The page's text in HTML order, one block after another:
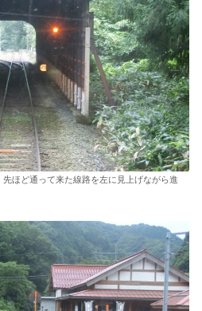
ほど通って来た線路を左に見上げながら進